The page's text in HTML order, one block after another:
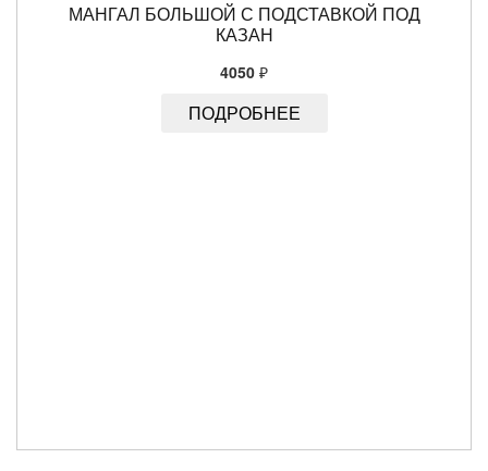
МАНГАЛ БОЛЬШОЙ С ПОДСТАВКОЙ ПОД
КАЗАН
4050 ₽
ПОДРОБНЕЕ